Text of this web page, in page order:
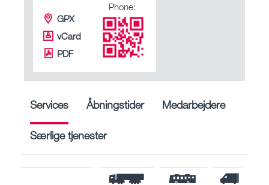
GPX
vCard
PDF
Phone:
Services Åbningstider Medarbejdere
Særlige tjenester